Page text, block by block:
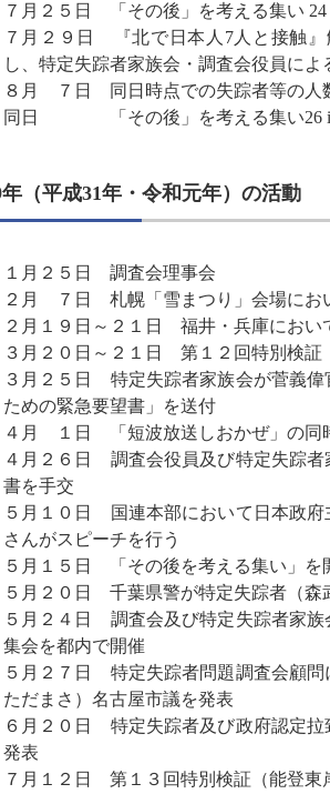
７月２５日 「その後」を考える集い 24
７月２９日 『北で日本人7人と接触
し、特定失踪者家族会・調査会役員に
８月 ７日 同日時点での失踪者等の人
同日 「その後」を考える集い26 in
年（平成31年・令和元年）の活動
１月２５日 調査会理事会
２月 ７日 札幌「雪まつり」会場にお
２月１９日～２１日 福井・兵庫におい
３月２０日～２１日 第１２回特別検証
３月２５日 特定失踪者家族会が菅義偉
ための緊急要望書」を送付
４月 １日 「短波放送しおかぜ」の同
４月２６日 調査会役員及び特定失踪者
書を手交
５月１０日 国連本部において日本政府
さんがスピーチを行う
５月１５日 「その後を考える集い」を
５月２０日 千葉県警が特定失踪者（森
５月２４日 調査会及び特定失踪者家族
集会を都内で開催
５月２７日 特定失踪者問題調査会顧問
ただまさ）名古屋市議を発表
６月２０日 特定失踪者及び政府認定
発表
７月１２日 第１３回特別検証（能登東